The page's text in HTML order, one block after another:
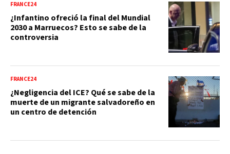
FRANCE24
¿Infantino ofreció la final del Mundial
2030 a Marruecos? Esto se sabe de la
controversia
FRANCE24
¿Negligencia del ICE? Qué se sabe de la
muerte de un migrante salvadoreño en
un centro de detención